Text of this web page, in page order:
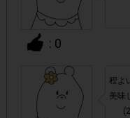
しているAmazon.co.jp
場合はポイント付与対
必ず商品が到着し
てください。商品が
た場合ポイント付与対
: 0
程よ
美味